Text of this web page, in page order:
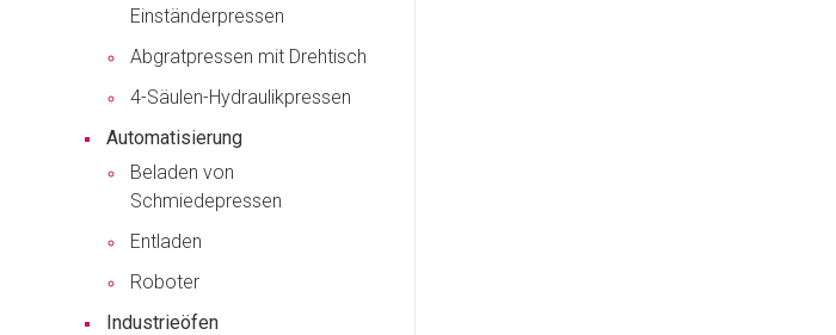
Einständerpressen
Abgratpressen mit Drehtisch
4-Säulen-Hydraulikpressen
Automatisierung
Beladen von
Schmiedepressen
Entladen
Roboter
Industrieöfen